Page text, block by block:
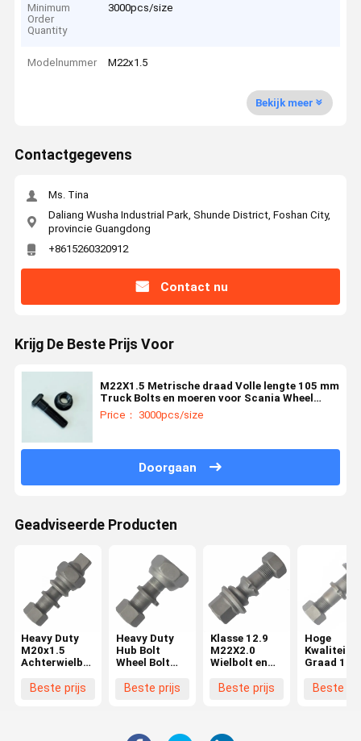
Minimum
Order
Quantity
3000pcs/size
Modelnummer M22x1.5
Bekijk meer
Contactgegevens
Ms. Tina
Daliang Wusha Industrial Park, Shunde District, Foshan City,
provincie Guangdong
+8615260320912
Contact nu
Krijg De Beste Prijs Voor
M22X1.5 Metrische draad Volle lengte 105 mm
Truck Bolts en moeren voor Scania Wheel
achterste graad 10.9 12.9
Price： 3000pcs/size
Doorgaan
Geadviseerde Producten
Heavy Duty
M20x1.5
Achterwielbout
FF/MA
Beste prijs
Heavy Duty
Hub Bolt
Wheel Bolt
FF/MA
Beste prijs
Klasse 12.9
M22X2.0
Wielbolt en
Truck
Beste prijs
Hoge
Kwaliteit
Graad 10.9
Wielbout
Beste